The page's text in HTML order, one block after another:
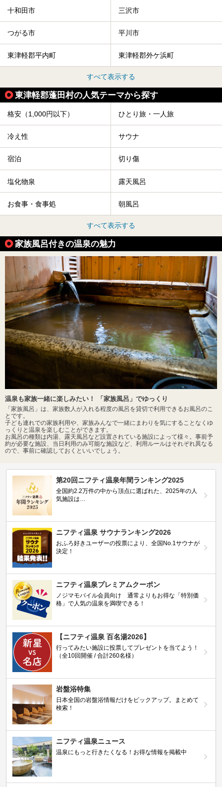
十和田市 三沢市
つがる市 平川市
東津軽郡平内町 東津軽郡外ケ浜町
すべて表示する
東津軽郡蓬田村の人気テーマから探す
格安（1,000円以下） ひとり旅・一人旅
冷え性 サウナ
宿泊 切り傷
塩化物泉 露天風呂
お食事・食事処 朝風呂
すべて表示する
家族風呂付きの温泉の魅力
温泉も家族一緒に楽しみたい！ 「家族風呂」でゆっくり
「家族風呂」は、家族数人が入れる程度の風呂を貸切で利用できるお風呂のこ
とです。
子ども連れでの家族利用や、家族みんなで一緒にまわりを気にすることなくゆ
っくりと温泉を楽しむことができます。
お風呂の種類は内湯、露天風呂など設置されている施設によって様々。事前予
約が必要な施設、当日利用のみ可能な施設など、利用ルールはそれぞれ異なる
ので、事前に確認しておくといいでしょう。
第20回ニフティ温泉年間ランキング2025
全国約2.2万件の中から頂点に選ばれた、2025年の人
気施設は…
ニフティ温泉 サウナランキング2026
おふろ好きユーザーの投票により、全国No.1サウナが
決定！
ニフティ温泉プレミアムクーポン
ノジマモバイル会員向け 通常よりもお得な「特別価
格」で人気の温泉を満喫できる！
【ニフティ温泉 百名湯2026】
行ってみたい施設に投票してプレゼントを当てよう！
（全10回開催 / 合計260名様）
岩盤浴特集
日本全国の岩盤浴情報だけをピックアップ。まとめて
検索！
ニフティ温泉ニュース
温泉にもっと行きたくなる！お得な情報を掲載中